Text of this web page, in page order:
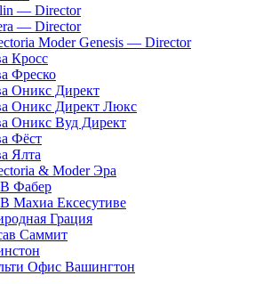
— Director
— Director
Moder Genesis — Director
Кросс
Фреско
Оникс Директ
Оникс Директ Люкс
Оникс Вуд Директ
Фёст
Ялта
& Moder Эра
Фабер
Махиа Ексесутиве
Грация
Саммит
Офис Вашингтон